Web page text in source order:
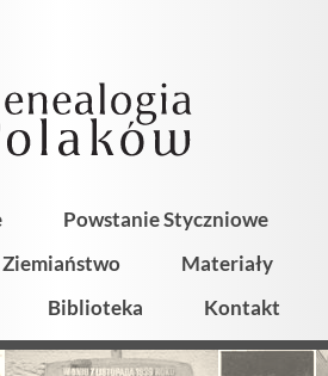
Powstanie Styczniowe
Ziemiaństwo
Materiały
Biblioteka Kontakt